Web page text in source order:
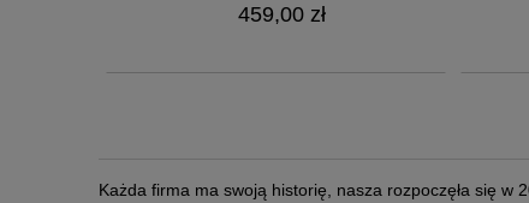
459,00 zł
Każda firma ma swoją historię, nasza rozpoczęła się w